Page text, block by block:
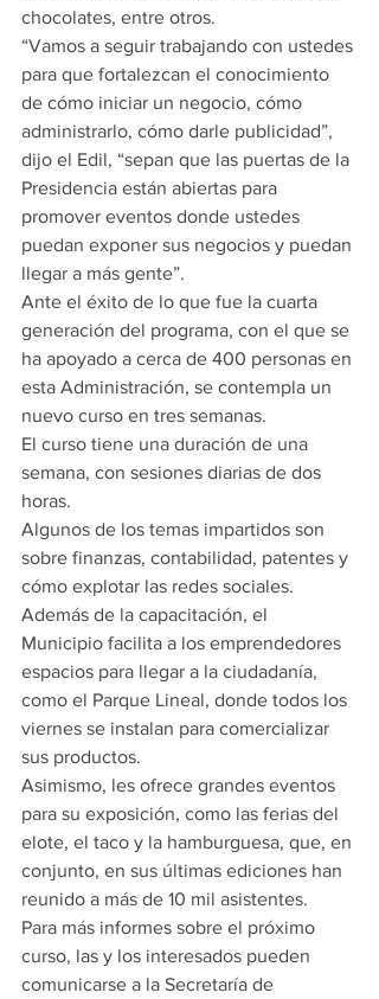
chocolates, entre otros.
“Vamos a seguir trabajando con ustedes
para que fortalezcan el conocimiento
de cómo iniciar un negocio, cómo
administrarlo, cómo darle publicidad”,
dijo el Edil, “sepan que las puertas de la
Presidencia están abiertas para
promover eventos donde ustedes
puedan exponer sus negocios y puedan
llegar a más gente”.
Ante el éxito de lo que fue la cuarta
generación del programa, con el que se
ha apoyado a cerca de 400 personas en
esta Administración, se contempla un
nuevo curso en tres semanas.
El curso tiene una duración de una
semana, con sesiones diarias de dos
horas.
Algunos de los temas impartidos son
sobre finanzas, contabilidad, patentes y
cómo explotar las redes sociales.
Además de la capacitación, el
Municipio facilita a los emprendedores
espacios para llegar a la ciudadanía,
como el Parque Lineal, donde todos los
viernes se instalan para comercializar
sus productos.
Asimismo, les ofrece grandes eventos
para su exposición, como las ferias del
elote, el taco y la hamburguesa, que, en
conjunto, en sus últimas ediciones han
reunido a más de 10 mil asistentes.
Para más informes sobre el próximo
curso, las y los interesados pueden
comunicarse a la Secretaría de